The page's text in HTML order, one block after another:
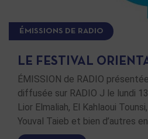
ÉMISSIONS DE RADIO
LE FESTIVAL
ÉMISSION de RADIO
diffusée sur RADIO J le lundi
Lior Elmaliah, El Kahlaoui
Youval Taieb et bien d’autres